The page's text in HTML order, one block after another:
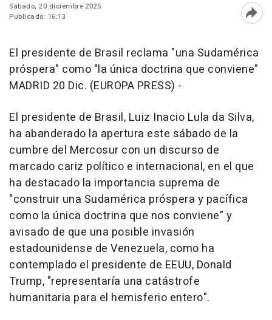
Sábado, 20 diciembre 2025
Publicado: 16:13
El presidente de Brasil reclama "una Sudamérica
próspera" como "la única doctrina que conviene"
MADRID 20 Dic. (EUROPA PRESS) -
El presidente de Brasil, Luiz Inacio Lula da Silva,
ha abanderado la apertura este sábado de la
cumbre del Mercosur con un discurso de
marcado cariz político e internacional, en el que
ha destacado la importancia suprema de
"construir una Sudamérica próspera y pacífica
como la única doctrina que nos conviene" y
avisado de que una posible invasión
estadounidense de Venezuela, como ha
contemplado el presidente de EEUU, Donald
Trump, "representaría una catástrofe
humanitaria para el hemisferio entero".